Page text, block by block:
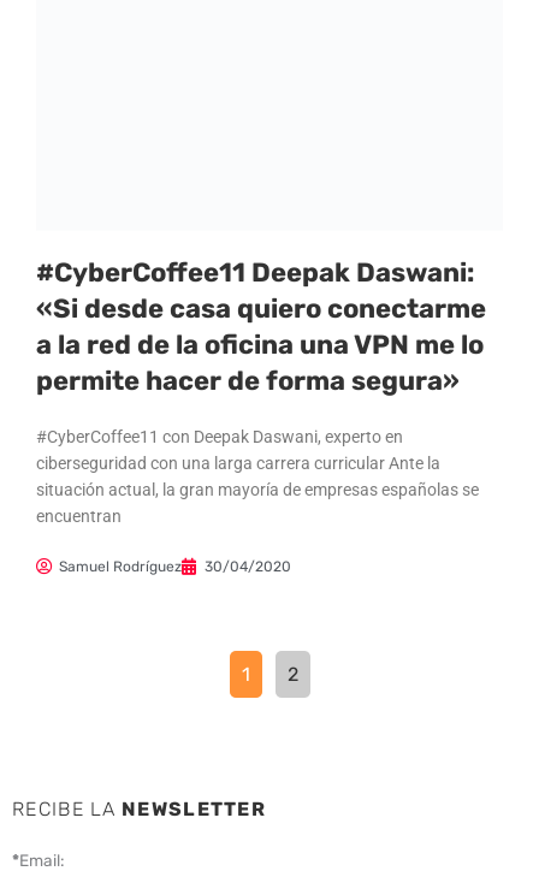
#CyberCoffee11 Deepak Daswani:
«Si desde casa quiero conectarme
a la red de la oficina una VPN me lo
permite hacer de forma segura»
#CyberCoffee11 con Deepak Daswani, experto en
ciberseguridad con una larga carrera curricular Ante la
situación actual, la gran mayoría de empresas españolas se
encuentran
Samuel Rodríguez 30/04/2020
1 2
RECIBE LA NEWSLETTER
*Email: